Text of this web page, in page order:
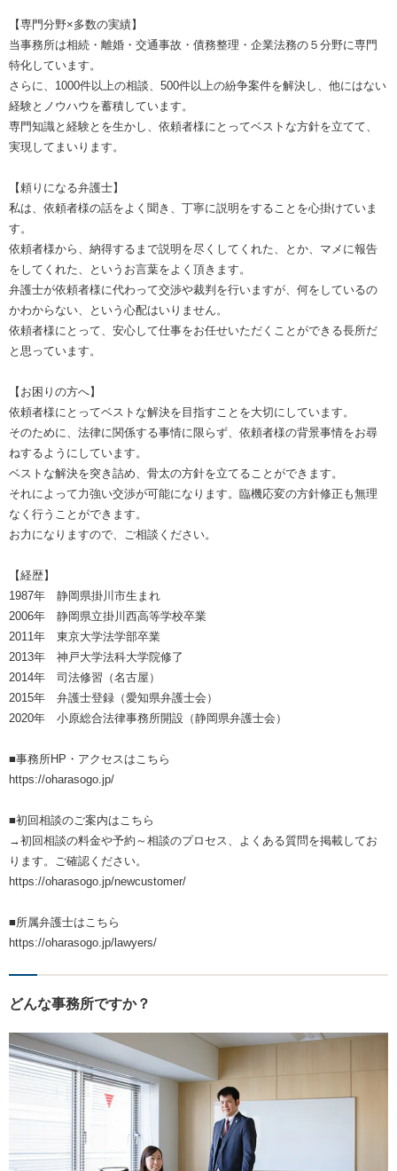
【専門分野×多数の実績】
当事務所は相続・離婚・交通事故・債務整理・企業法務の５分野に専門
特化しています。
さらに、1000件以上の相談、500件以上の紛争案件を解決し、他にはない
経験とノウハウを蓄積しています。
専門知識と経験とを生かし、依頼者様にとってベストな方針を立てて、
実現してまいります。
【頼りになる弁護士】
私は、依頼者様の話をよく聞き、丁寧に説明をすることを心掛けていま
す。
依頼者様から、納得するまで説明を尽くしてくれた、とか、マメに報告
をしてくれた、というお言葉をよく頂きます。
弁護士が依頼者様に代わって交渉や裁判を行いますが、何をしているの
かわからない、という心配はいりません。
依頼者様にとって、安心して仕事をお任せいただくことができる長所だ
と思っています。
【お困りの方へ】
依頼者様にとってベストな解決を目指すことを大切にしています。
そのために、法律に関係する事情に限らず、依頼者様の背景事情をお尋
ねするようにしています。
ベストな解決を突き詰め、骨太の方針を立てることができます。
それによって力強い交渉が可能になります。臨機応変の方針修正も無理
なく行うことができます。
お力になりますので、ご相談ください。
【経歴】
1987年 静岡県掛川市生まれ
2006年 静岡県立掛川西高等学校卒業
2011年 東京大学法学部卒業
2013年 神戸大学法科大学院修了
2014年 司法修習（名古屋）
2015年 弁護士登録（愛知県弁護士会）
2020年 小原総合法律事務所開設（静岡県弁護士会）
■事務所HP・アクセスはこちら
https://oharasogo.jp/
■初回相談のご案内はこちら
→初回相談の料金や予約～相談のプロセス、よくある質問を掲載してお
ります。ご確認ください。
https://oharasogo.jp/newcustomer/
■所属弁護士はこちら
https://oharasogo.jp/lawyers/
どんな事務所ですか？